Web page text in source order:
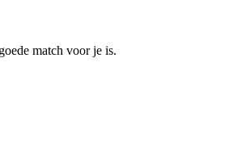
match voor je is.